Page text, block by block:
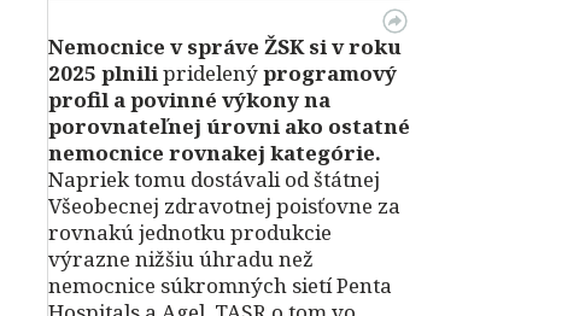
Nemocnice v správe ŽSK si v roku
2025 plnilipridelenýprogramový
profil a povinné výkony na
porovnateľnej úrovni ako ostatné
nemocnice rovnakej kategórie.
Napriek tomu dostávali od štátnej
Všeobecnej zdravotnej poisťovne za
rovnakú jednotku produkcie
výrazne nižšiu úhradu než
nemocnice súkromných sietí Penta